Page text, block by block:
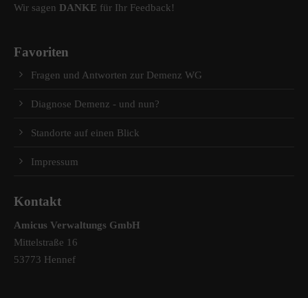
Wir sagen DANKE für Ihr Feedback!
Favoriten
Fragen und Antworten zur Demenz WG
Diagnose Demenz - und nun?
Standorte auf einen Blick
Impressum
Kontakt
Amicus Verwaltungs GmbH
Mittelstraße 16
53773 Hennef